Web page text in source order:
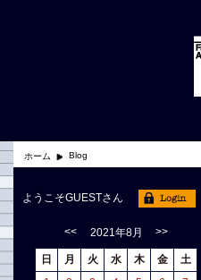
ホーム Blog
ようこそGUESTさん
<< 2021年8月 >>
日 月 火 水 木 金
土